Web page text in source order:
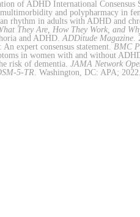
of ADHD International Consensus
and polypharmacy in
rhythm in adults with ADHD and
They Are, How They Work, and
and ADHD.ADDitude Magazine.
expert consensus statement. BMC
in women with and without
risk of dementia. JAMA Network
5-TR. Washington, DC: APA; 2022.